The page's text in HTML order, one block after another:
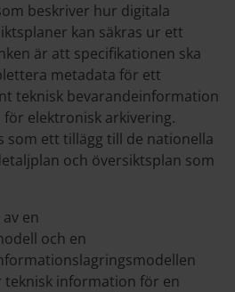
beskriver hur digitala
kan säkras ur ett
är att specifikationen ska
metadata för ett
teknisk bevarandeinformation
elektronisk arkivering.
som ett tillägg till de nationella
och översiktsplan som
en
och en
information för en